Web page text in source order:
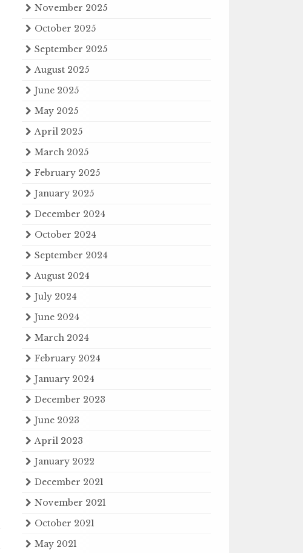
November 2025
October 2025
September 2025
August 2025
June 2025
May 2025
April 2025
March 2025
February 2025
January 2025
December 2024
October 2024
September 2024
August 2024
July 2024
June 2024
March 2024
February 2024
January 2024
December 2023
June 2023
April 2023
January 2022
December 2021
November 2021
October 2021
May 2021